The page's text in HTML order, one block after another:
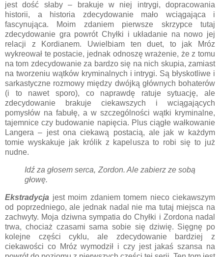
jest dość słaby – brakuje w niej intrygi, dopracowania
historii, a historia zdecydowanie mało wciągająca i
fascynująca. Moim zdaniem pierwsze skrzypce tutaj
zdecydowanie gra powrót Chyłki i układanie na nowo jej
relacji z Kordianem. Uwielbiam ten duet, to jak Mróz
wykreował te postacie, jednak odnoszę wrażenie, że z tomu
na tom zdecydowanie za bardzo się na nich skupia, zamiast
na tworzeniu wątków kryminalnych i intrygi. Są błyskotliwe i
sarkastyczne rozmowy między dwójką głównych bohaterów
(i to nawet sporo), co naprawdę ratuje sytuację, ale
zdecydowanie brakuje ciekawszych i wciągających
pomysłów na fabułę, a w szczególności wątki kryminalne,
tajemnice czy budowanie napięcia. Plus ciągłe wałkowanie
Langera – jest ona ciekawą postacią, ale jak w każdym
tomie wyskakuje jak królik z kapelusza to robi się to już
nudne.
Idź za głosem serca, Zordon. Ale zabierz ze sobą
głowę.
Ekstradycja jest moim zdaniem tomem nieco ciekawszym
od poprzedniego, ale jednak nadal nie ma tutaj miejsca na
zachwyty. Moja dziwna sympatia do Chyłki i Zordona nadal
trwa, chociaż czasami sama sobie się dziwię. Sięgnę po
kolejne części cyklu, ale zdecydowanie bardziej z
ciekawości co Mróz wymodził i czy jest jakaś szansa na